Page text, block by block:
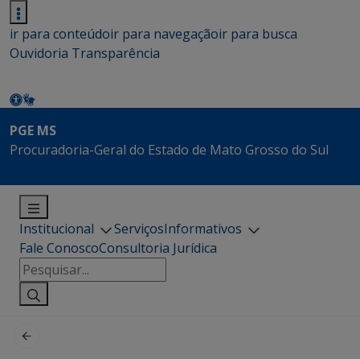
ir para conteúdoir para navegaçãoir para busca
Ouvidoria Transparência
PGE MS
Procuradoria-Geral do Estado de Mato Grosso do Sul
Institucional ServiçosInformativos
Fale ConoscoConsultoria Jurídica
Pesquisar
por: